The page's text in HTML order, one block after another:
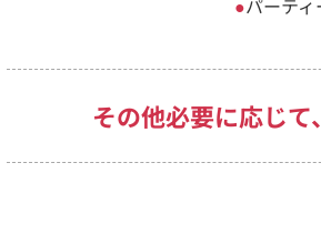
その他必要に応じて、